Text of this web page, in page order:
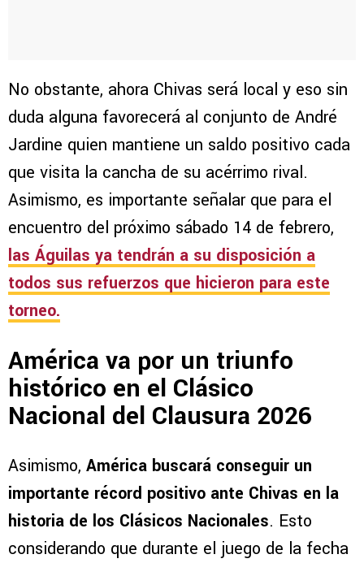
No obstante, ahora Chivas será local y eso sin
duda alguna favorecerá al conjunto de André
Jardine quien mantiene un saldo positivo cada
que visita la cancha de su acérrimo rival.
Asimismo, es importante señalar que para el
encuentro del próximo sábado 14 de febrero,
las Águilas ya tendrán a su disposición a
todos sus refuerzos que hicieron para este
torneo.
América va por un triunfo
histórico en el Clásico
Nacional del Clausura 2026
Asimismo, América buscará conseguir un
importante récord positivo ante Chivas en la
historia de los Clásicos Nacionales. Esto
considerando que durante el juego de la fecha